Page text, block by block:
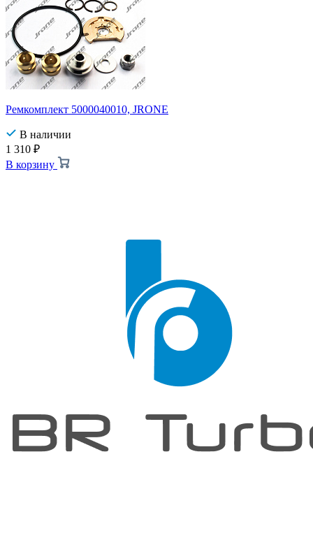
Ремкомплект 5000040010, JRONE
В наличии
1 310 ₽
В корзину